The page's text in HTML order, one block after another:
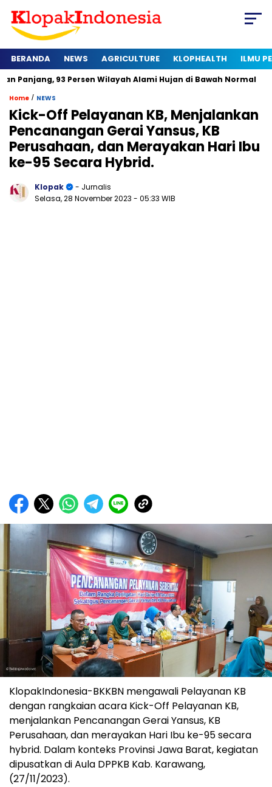
BERANDA NEWS AGRICULTURE KLOPHEALTH ILMU
Persen Wilayah Alami Hujan di Bawah Normal Kapan
Home / NEWS
Kick-Off Pelayanan KB, Menjalankan
Pencanangan Gerai Yansus, KB
Perusahaan, dan Merayakan Hari Ibu
ke-95 Secara Hybrid.
Klopak
- Jurnalis
Selasa, 28 November 2023 - 05:33 WIB
KlopakIndonesia-BKKBN mengawali Pelayanan KB
dengan rangkaian acara Kick-Off Pelayanan KB,
menjalankan Pencanangan Gerai Yansus, KB
Perusahaan, dan merayakan Hari Ibu ke-95 secara
hybrid. Dalam konteks Provinsi Jawa Barat, kegiatan
dipusatkan di Aula DPPKB Kab. Karawang,
(27/11/2023).